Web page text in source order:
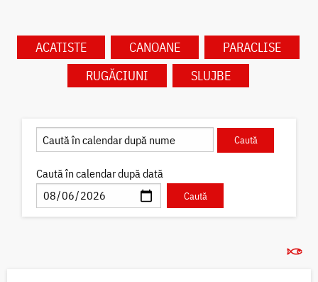
ACATISTE CANOANE
PARACLISE
RUGĂCIUNI
SLUJBE
Caută în calendar după dată